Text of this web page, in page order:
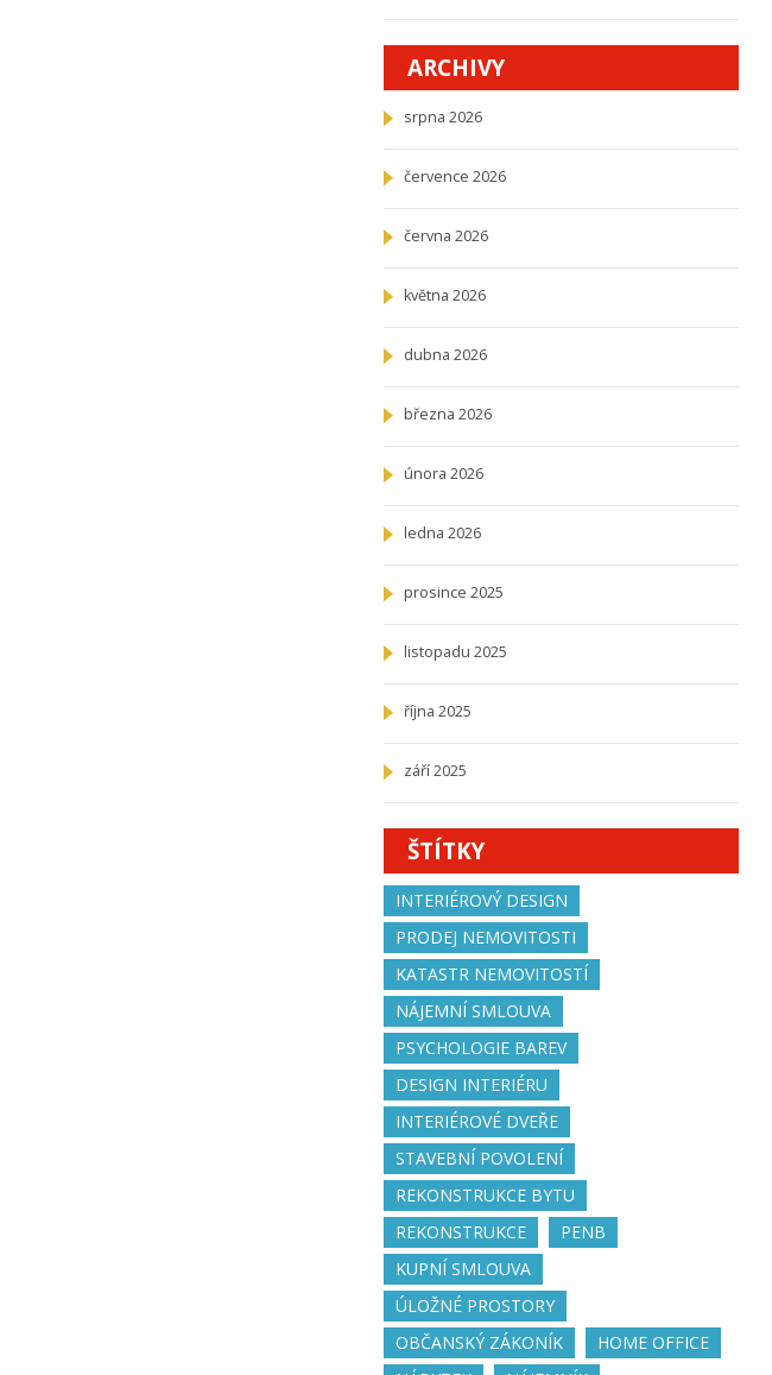
ARCHIVY
srpna 2026
července 2026
června 2026
května 2026
dubna 2026
března 2026
února 2026
ledna 2026
prosince 2025
listopadu 2025
října 2025
září 2025
ŠTÍTKY
INTERIÉROVÝ DESIGN
PRODEJ NEMOVITOSTI
KATASTR NEMOVITOSTÍ
NÁJEMNÍ SMLOUVA
PSYCHOLOGIE BAREV
DESIGN INTERIÉRU
INTERIÉROVÉ DVEŘE
STAVEBNÍ POVOLENÍ
REKONSTRUKCE BYTU
REKONSTRUKCE
PENB
KUPNÍ SMLOUVA
ÚLOŽNÉ PROSTORY
OBČANSKÝ ZÁKONÍK
HOME OFFICE